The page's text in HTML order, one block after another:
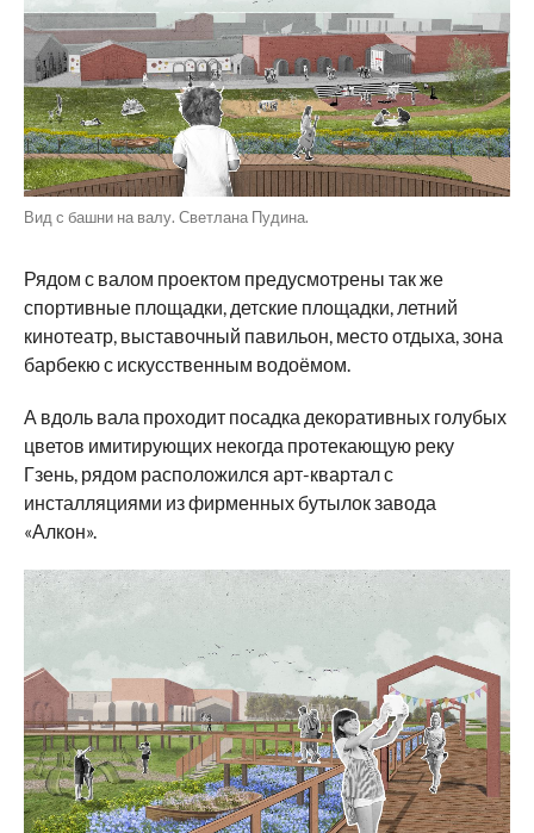
Вид с башни на валу. Светлана Пудина.
Рядом с валом проектом предусмотрены так же
спортивные площадки, детские площадки, летний
кинотеатр, выставочный павильон, место отдыха, зона
барбекю с искусственным водоёмом.
А вдоль вала проходит посадка декоративных голубых
цветов имитирующих некогда протекающую реку
Гзень, рядом расположился арт-квартал с
инсталляциями из фирменных бутылок завода
«Алкон».